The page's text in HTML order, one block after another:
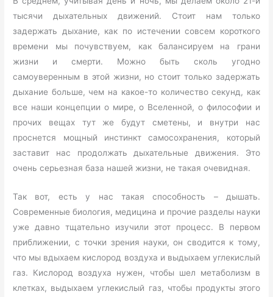
тысячи дыхательных движений. Стоит нам только
задержать дыхание, как по истечении совсем короткого
времени мы почувствуем, как балансируем на грани
жизни и смерти. Можно быть сколь угодно
самоуверенным в этой жизни, но стоит только задержать
дыхание больше, чем на какое-то количество секунд, как
все наши концепции о мире, о Вселенной, о философии и
прочих вещах тут же будут сметены, и внутри нас
проснется мощный инстинкт самосохранения, который
заставит нас продолжать дыхательные движения. Это
очень серьезная база нашей жизни, не такая очевидная.
Так вот, есть у нас такая способность – дышать.
Современные биология, медицина и прочие разделы науки
уже давно тщательно изучили этот процесс. В первом
приближении, с точки зрения науки, он сводится к тому,
что мы вдыхаем кислород воздуха и выдыхаем углекислый
газ. Кислород воздуха нужен, чтобы шел метаболизм в
клетках, выдыхаем углекислый газ, чтобы продукты этого